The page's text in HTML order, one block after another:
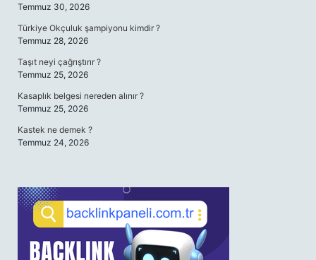
Temmuz 30, 2026
Türkiye Okçuluk şampiyonu kimdir ?
Temmuz 28, 2026
Taşıt neyi çağrıştırır ?
Temmuz 25, 2026
Kasaplık belgesi nereden alınır ?
Temmuz 25, 2026
Kastek ne demek ?
Temmuz 24, 2026